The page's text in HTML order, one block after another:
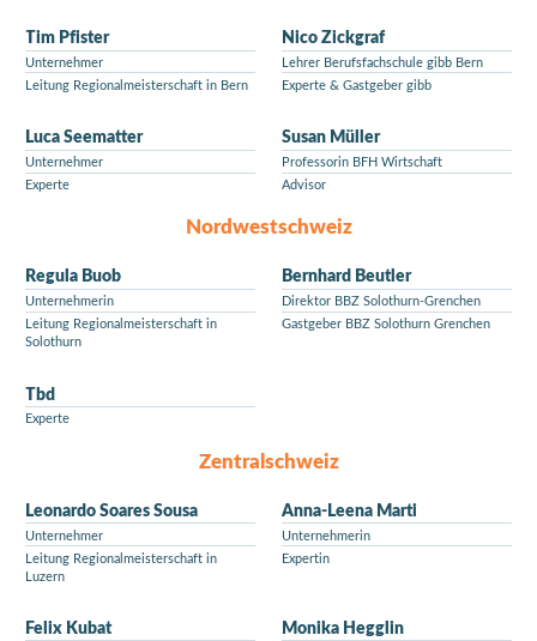
Tim Pfister
Unternehmer
Leitung Regionalmeisterschaft in Bern
Nico Zickgraf
Lehrer Berufsfachschule gibb Bern
Experte & Gastgeber gibb
Luca Seematter
Unternehmer
Experte
Susan Müller
Professorin BFH Wirtschaft
Advisor
Nordwestschweiz
Regula Buob
Unternehmerin
Leitung Regionalmeisterschaft in
Solothurn
Bernhard Beutler
Direktor BBZ Solothurn-Grenchen
Gastgeber BBZ Solothurn Grenchen
Tbd
Experte
Zentralschweiz
Leonardo Soares Sousa
Unternehmer
Leitung Regionalmeisterschaft in
Luzern
Anna-Leena Marti
Unternehmerin
Expertin
Felix Kubat Monika Hegglin